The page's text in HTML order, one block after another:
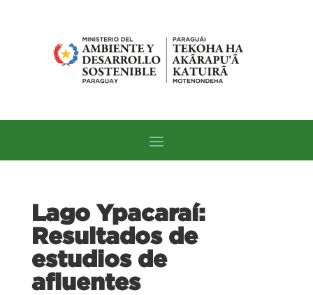
Lago Ypacaraí:
Resultados de
estudios de
afluentes